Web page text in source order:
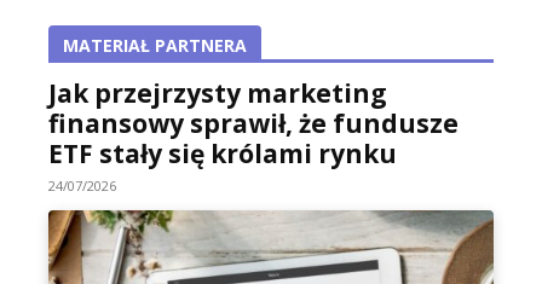
MATERIAŁ PARTNERA
Jak przejrzysty marketing
finansowy sprawił, że fundusze
ETF stały się królami rynku
24/07/2026